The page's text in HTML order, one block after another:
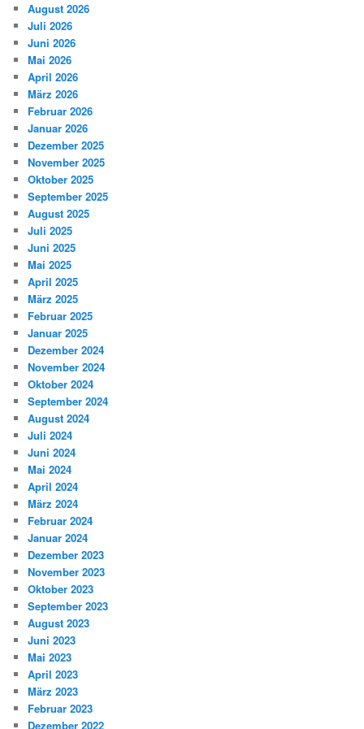
August 2026
Juli 2026
Juni 2026
Mai 2026
April 2026
März 2026
Februar 2026
Januar 2026
Dezember 2025
November 2025
Oktober 2025
September 2025
August 2025
Juli 2025
Juni 2025
Mai 2025
April 2025
März 2025
Februar 2025
Januar 2025
Dezember 2024
November 2024
Oktober 2024
September 2024
August 2024
Juli 2024
Juni 2024
Mai 2024
April 2024
März 2024
Februar 2024
Januar 2024
Dezember 2023
November 2023
Oktober 2023
September 2023
August 2023
Juni 2023
Mai 2023
April 2023
März 2023
Februar 2023
Dezember 2022